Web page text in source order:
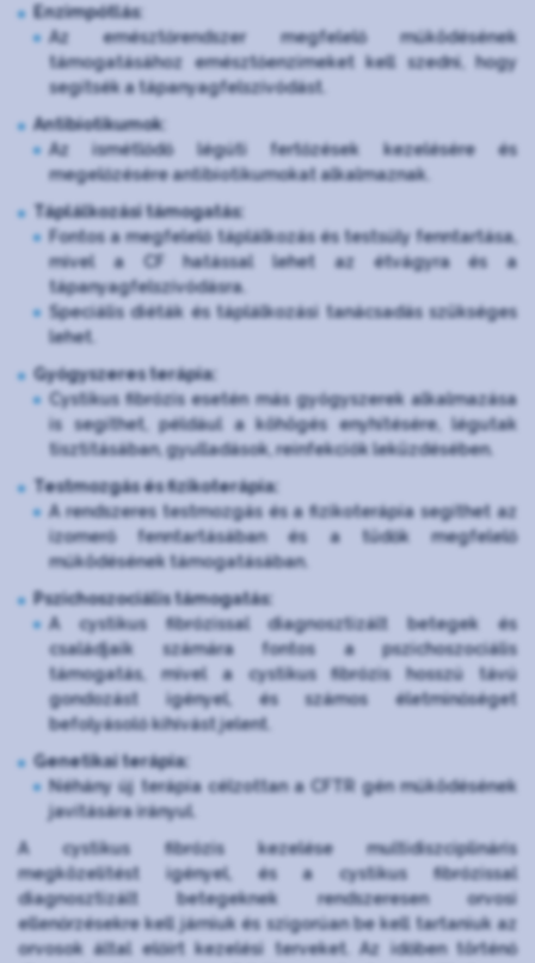
Enzimpótlás:
Az emésztőrendszer megfelelő működésének
támogatásához emésztőenzimeket kell szedni, hogy
segítsék a tápanyagfelszívódást.
Antibiotikumok:
Az ismétlődő légúti fertőzések kezelésére és
megelőzésére antibiotikumokat alkalmaznak.
Táplálkozási támogatás:
Fontos a megfelelő táplálkozás és testsúly fenntartása,
mivel a CF hatással lehet az étvágyra és a
tápanyagfelszívódásra.
Speciális diéták és táplálkozási tanácsadás szükséges
lehet.
Gyógyszeres terápia:
Cystikus fibrózis esetén más gyógyszerek alkalmazása
is segíthet, például a köhögés enyhítésére, légutak
tisztításában, gyulladások, reinfekciók leküzdésében.
Testmozgás és fizikoterápia:
A rendszeres testmozgás és a fizikoterápia segíthet az
izomerő fenntartásában és a tüdők megfelelő
működésének támogatásában.
Pszichoszociális támogatás:
A cystikus fibrózissal diagnosztizált betegek és
családjaik számára fontos a pszichoszociális
támogatás, mivel a cystikus fibrózis hosszú távú
gondozást igényel, és számos életminőséget
befolyásoló kihívást jelent.
Genetikai terápia:
Néhány új terápia célzottan a CFTR gén működésének
javítására irányul.
A cystikus fibrózis kezelése multidiszciplináris
megközelítést igényel, és a cystikus fibrózissal
diagnosztizált betegeknek rendszeresen orvosi
ellenőrzésekre kell járniuk és szigorúan be kell tartaniuk az
orvosok által előírt kezelési terveket. Az időben történő